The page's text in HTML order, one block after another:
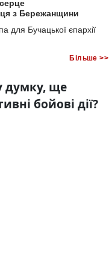
з Бережанщини
для Бучацької єпархії
Більше >>
думку, ще
бойові дії?